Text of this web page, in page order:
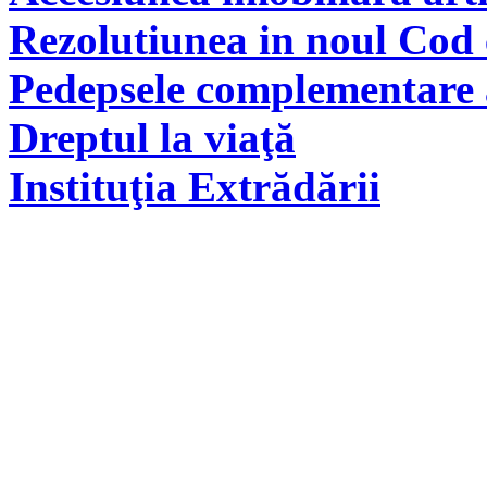
Rezolutiunea in noul
Pedepsele
Dreptul la viaţă
Instituţia Extrădării